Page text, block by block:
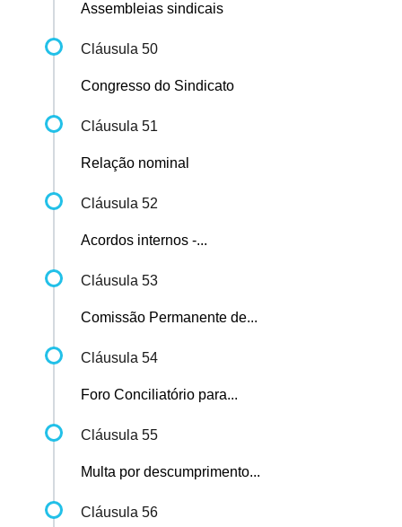
Assembleias sindicais
Cláusula 50
Congresso do Sindicato
Cláusula 51
Relação nominal
Cláusula 52
Acordos internos -...
Cláusula 53
Comissão Permanente de...
Cláusula 54
Foro Conciliatório para...
Cláusula 55
Multa por descumprimento...
Cláusula 56